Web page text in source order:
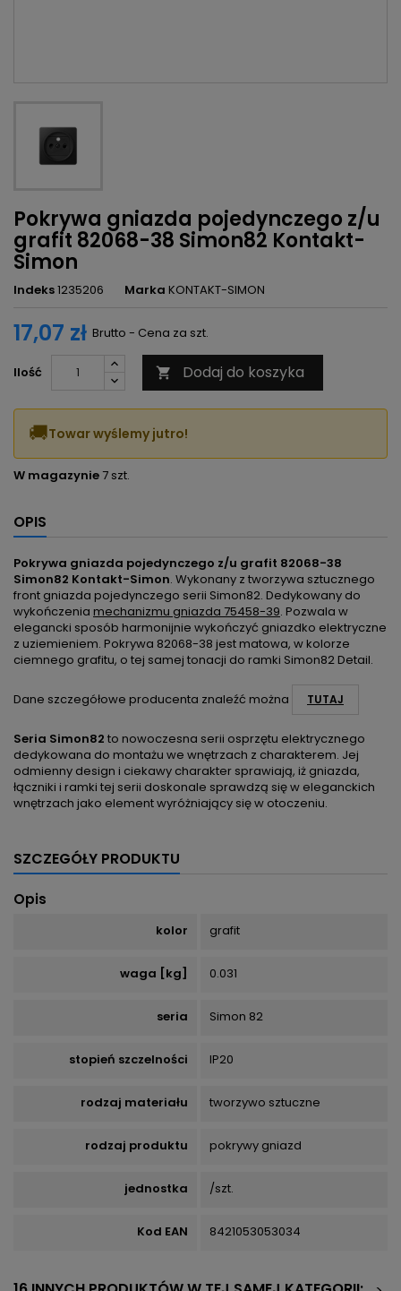
Pokrywa gniazda pojedynczego z/u
grafit 82068-38 Simon82 Kontakt-
Simon
Indeks1235206 Marka KONTAKT-SIMON
17,07 zł Brutto - Cena za szt.
Ilość  Dodaj do koszyka
🚚Towar wyślemy jutro!
W magazynie 7 szt.
OPIS
Pokrywa gniazda pojedynczego z/u grafit 82068-38
Simon82 Kontakt-Simon. Wykonany z tworzywa sztucznego
front gniazda pojedynczego serii Simon82. Dedykowany do
wykończenia mechanizmu gniazda 75458-39. Pozwala w
elegancki sposób harmonijnie wykończyć gniazdko elektryczne
z uziemieniem. Pokrywa 82068-38 jest matowa, w kolorze
ciemnego grafitu, o tej samej tonacji do ramki Simon82 Detail.
Dane szczegółowe producenta znaleźć można TUTAJ
Seria Simon82 to nowoczesna serii osprzętu elektrycznego
dedykowana do montażu we wnętrzach z charakterem. Jej
odmienny design i ciekawy charakter sprawiają, iż gniazda,
łączniki i ramki tej serii doskonale sprawdzą się w eleganckich
wnętrzach jako element wyróżniający się w otoczeniu.
SZCZEGÓŁY PRODUKTU
Opis
kolor grafit
waga [kg] 0.031
seria Simon 82
stopień szczelności IP20
rodzaj materiału tworzywo sztuczne
rodzaj produktu pokrywy gniazd
jednostka /szt.
Kod EAN 8421053053034